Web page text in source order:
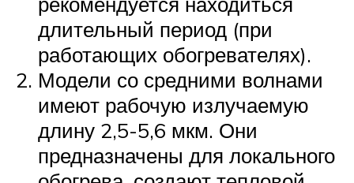
длительный период (при
работающих обогревателях).
Модели со средними волнами
имеют рабочую излучаемую
длину 2,5-5,6 мкм. Они
предназначены для локального